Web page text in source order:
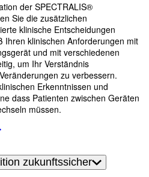
der SPECTRALIS®
Sie die zusätzlichen
klinische Entscheidungen
Ihren klinischen Anforderungen mit
und mit verschiedenen
um Ihr Verständnis
zu verbessern.
Erkenntnissen und
dass Patienten zwischen Geräten
müssen.
zukunftssicher